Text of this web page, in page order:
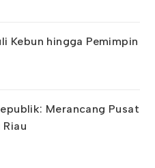
Kebun hingga Pemimpin
Merancang Pusat